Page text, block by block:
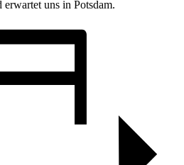
uns in Potsdam.